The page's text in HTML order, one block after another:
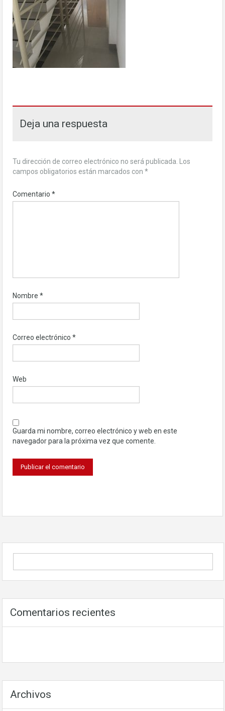
Deja una respuesta
Tu dirección de correo electrónico no será publicada.
Los
campos obligatorios están marcados con *
Comentario *
Nombre *
Correo electrónico *
Web
Guarda mi nombre, correo electrónico y web en este
navegador para la próxima vez que comente.
Comentarios recientes
Archivos